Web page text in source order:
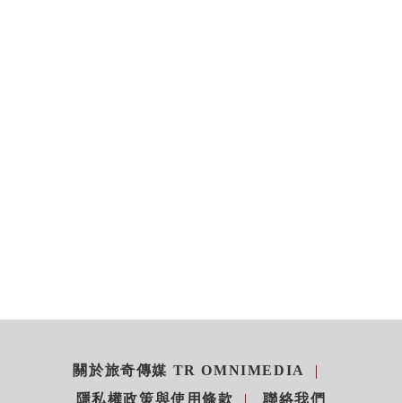
關於旅奇傳媒 TR OMNIMEDIA
隱私權政策與使用條款
聯絡我們